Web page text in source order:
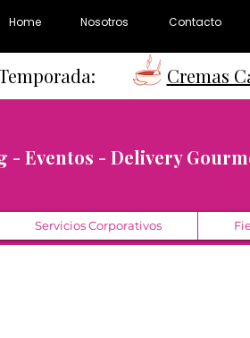
Home Nosotros Contacto
Temporada: Cremas
- Eventos - Delivery
Servicios Corporativos